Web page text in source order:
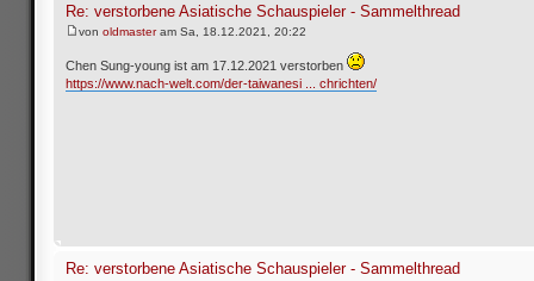
Re: verstorbene Asiatische Schauspieler - Sammelthread
von oldmasteram Sa, 18.12.2021, 20:22
Chen Sung-young ist am 17.12.2021 verstorben
https://www.nach-welt.com/der-taiwanesi ... chrichten/
Re: verstorbene Asiatische Schauspieler - Sammelthread